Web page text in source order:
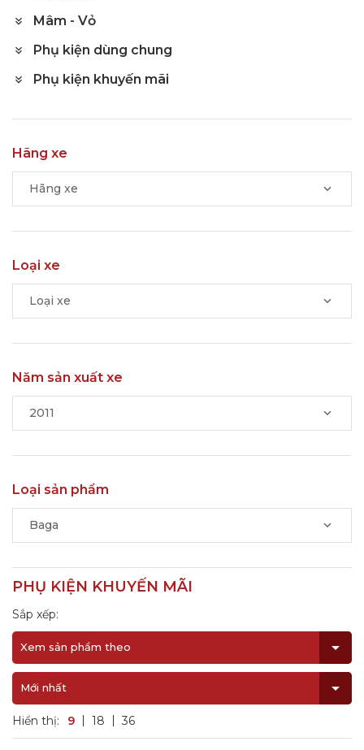
Mâm - Vỏ
Phụ kiện dùng chung
Phụ kiện khuyến mãi
Hãng xe
Hãng xe
Loại xe
Loại xe
Năm sản xuất xe
2011
Loại sản phẩm
Baga
PHỤ KIỆN KHUYẾN MÃI
Sắp xếp:
Xem sản phẩm theo
Mới nhất
Hiển thị: 9 18 36